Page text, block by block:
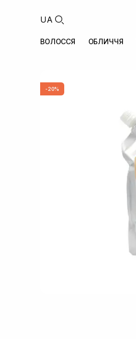
UA
ВОЛОССЯ ОБЛИЧЧЯ
-20%